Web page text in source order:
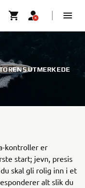
UTMERKEDE
kontroller er
start; jevn, presis
skal gli rolig inn i et
alt slik du